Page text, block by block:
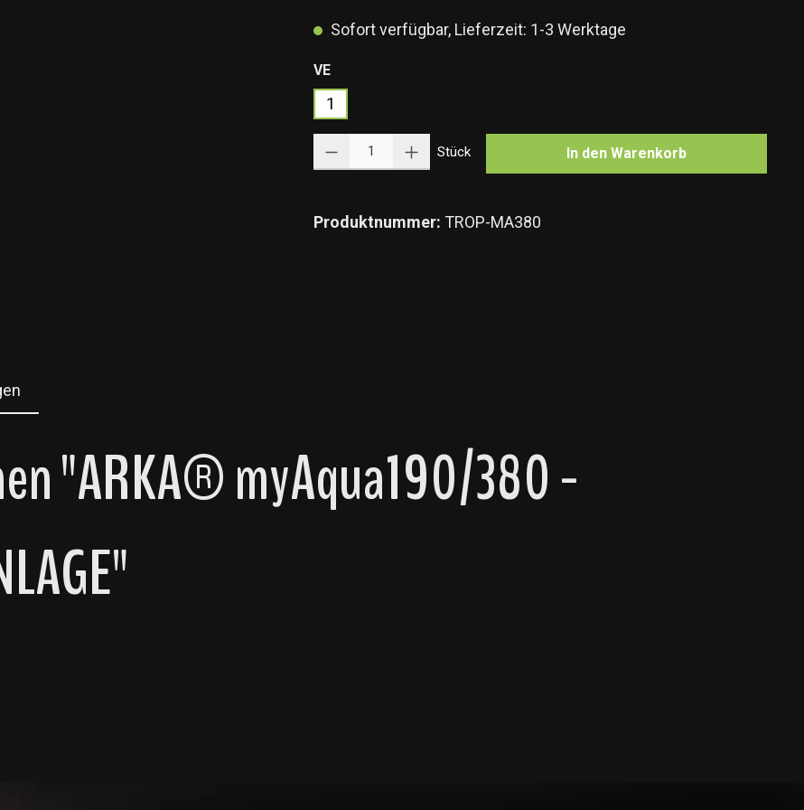
Sofort verfügbar, Lieferzeit: 1-3 Werktage
VEauswählen
1
Stück In den Warenkorb
Produktnummer: TROP-MA380
"ARKA® myAqua190/380 -